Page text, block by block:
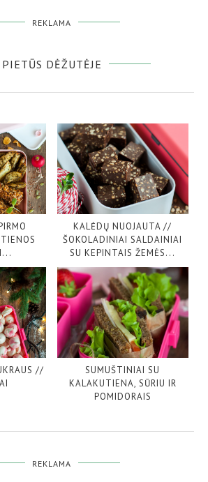
REKLAMA
PIETŪS DĖŽUTĖJE
KALĖDŲ NUOJAUTA //
ŠOKOLADINIAI SALDAINIAI
SU KEPINTAIS ŽEMĖS...
//
SUMUŠTINIAI SU
KALAKUTIENA, SŪRIU IR
POMIDORAIS
REKLAMA